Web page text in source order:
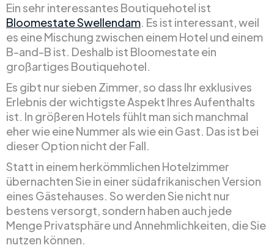
Ein sehr interessantes Boutiquehotel ist
Bloomestate Swellendam. Es ist interessant, weil
es eine Mischung zwischen einem Hotel und einem
B-and-B ist. Deshalb ist Bloomestate ein
großartiges Boutiquehotel.
Es gibt nur sieben Zimmer, so dass Ihr exklusives
Erlebnis der wichtigste Aspekt Ihres Aufenthalts
ist. In größeren Hotels fühlt man sich manchmal
eher wie eine Nummer als wie ein Gast. Das ist bei
dieser Option nicht der Fall.
Statt in einem herkömmlichen Hotelzimmer
übernachten Sie in einer südafrikanischen Version
eines Gästehauses. So werden Sie nicht nur
bestens versorgt, sondern haben auch jede
Menge Privatsphäre und Annehmlichkeiten, die Sie
nutzen können.